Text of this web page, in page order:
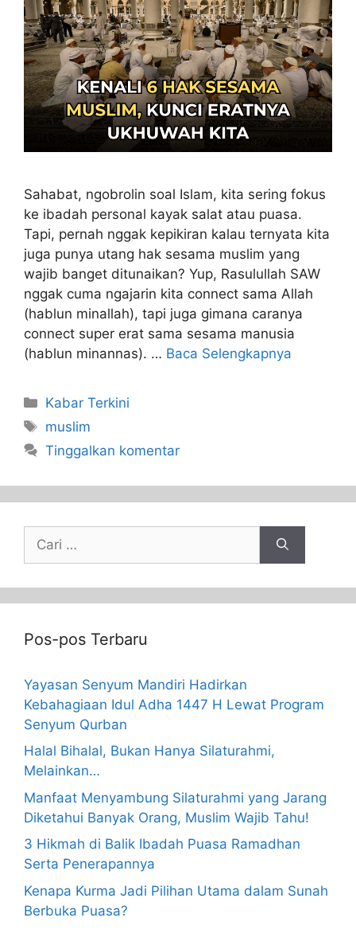
Sahabat, ngobrolin soal Islam, kita sering fokus
ke ibadah personal kayak salat atau puasa.
Tapi, pernah nggak kepikiran kalau ternyata kita
juga punya utang hak sesama muslim yang
wajib banget ditunaikan? Yup, Rasulullah SAW
nggak cuma ngajarin kita connect sama Allah
(hablun minallah), tapi juga gimana caranya
connect super erat sama sesama manusia
(hablun minannas). … Baca Selengkapnya
Kabar Terkini
muslim
Tinggalkan komentar
Pos-pos Terbaru
Yayasan Senyum Mandiri Hadirkan
Kebahagiaan Idul Adha 1447 H Lewat Program
Senyum Qurban
Halal Bihalal, Bukan Hanya Silaturahmi,
Melainkan…
Manfaat Menyambung Silaturahmi yang Jarang
Diketahui Banyak Orang, Muslim Wajib Tahu!
3 Hikmah di Balik Ibadah Puasa Ramadhan
Serta Penerapannya
Kenapa Kurma Jadi Pilihan Utama dalam Sunah
Berbuka Puasa?